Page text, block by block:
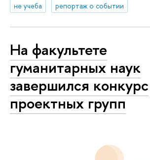
не учеба
репортаж о событии
На факультете
гуманитарных наук
завершился конкурс
проектных групп